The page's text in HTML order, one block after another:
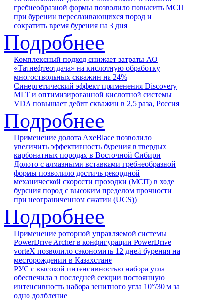
гребнеобразной формы позволило повысить МСП
при бурении переслаивающихся пород и
сократить время бурения на 3 дня
Подробнее
Комплексный подход снижает затраты АО
«Татнефтеотдача» на кислотную обработку
многоствольных скважин на 24%
Синергетический эффект применения Discovery
MLT и оптимизированной кислотной системы
VDA повышает дебит скважин в 2,5 раза, Россия
Подробнее
Применение долота AxeBlade позволило
увеличить эффективность бурения в твердых
карбонатных породах в Восточной Сибири
Долото с алмазными вставками гребнеобразной
формы позволило достичь рекордной
механической скорости проходки (МСП) в ходе
бурения пород с высоким пределом прочности
при неограниченном сжатии (UCS))
Подробнее
Применение роторной управляемой системы
PowerDrive Archer в конфигурации PowerDrive
vorteX позволило сэкономить 12 дней бурения на
месторождении в Казахстане
РУС c высокой интенсивностью набора угла
обеспечила в последней секции постоянную
интенсивность набора зенитного угла 10°/30 м за
одно долбление